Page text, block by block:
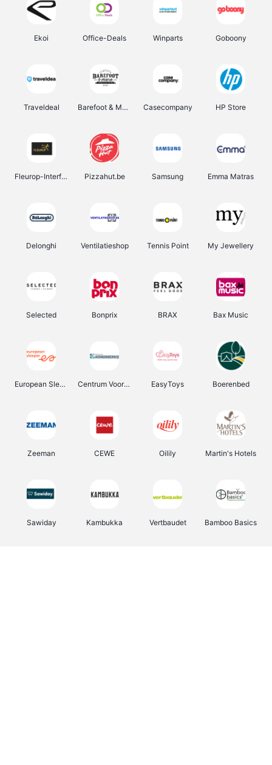
Ekoi Office-Deals Winparts Goboony
Traveldeal Barefoot & More Casecompany HP Store
Fleurop-Interflora Pizzahut.be Samsung Emma Matras
Delonghi Ventilatieshop Tennis Point My Jewellery
Selected Bonprix BRAX Bax Music
European Sleeper Centrum Voor Avondonderwijs EasyToys Boerenbed
Zeeman CEWE Oilily Martin's Hotels
Sawiday Kambukka Vertbaudet Bamboo Basics